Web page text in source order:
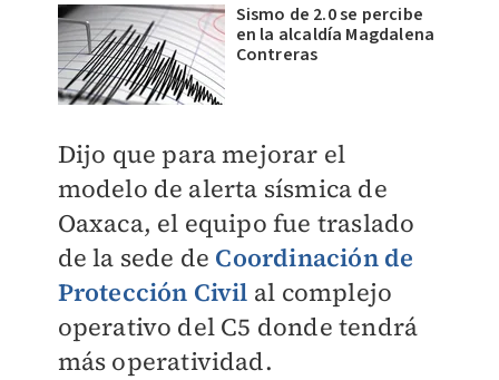
Sismo de 2.0 se percibe
en la alcaldía Magdalena
Contreras
Dijo que para mejorar el
modelo de alerta sísmica de
Oaxaca, el equipo fue traslado
de la sede de Coordinación de
Protección Civil al complejo
operativo del C5 donde tendrá
más operatividad.